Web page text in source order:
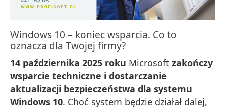
Windows 10 – koniec wsparcia. Co to
oznacza dla Twojej firmy?
14 października 2025 roku Microsoft zakończy
wsparcie techniczne i dostarczanie
aktualizacji bezpieczeństwa dla systemu
Windows 10. Choć system będzie działał dalej,